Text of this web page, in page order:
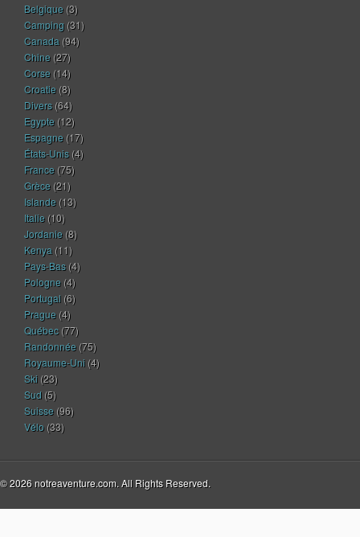
Belgique (3)
Camping (31)
Canada (94)
Chine (27)
Corse (14)
Croatie (8)
Divers (64)
Egypte (12)
Espagne (17)
États-Unis (4)
France (75)
Grèce (21)
Islande (13)
Italie (10)
Jordanie (8)
Kenya (11)
Pays-Bas (4)
Pologne (4)
Portugal (6)
Prague (4)
Québec(77)
Randonnée (75)
Royaume-Uni (4)
Ski (23)
Sud (5)
Suisse (96)
Vélo (33)
© 2026 notreaventure.com. All Rights Reserved.